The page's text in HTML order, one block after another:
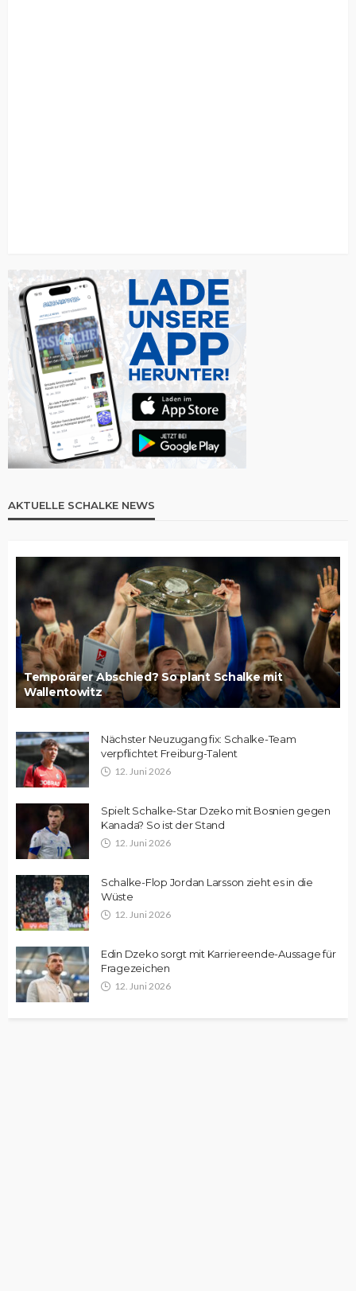
AKTUELLE SCHALKE NEWS
Temporärer Abschied? So plant Schalke mit
Wallentowitz
Nächster Neuzugang fix: Schalke-Team
verpflichtet Freiburg-Talent
12. Juni 2026
Spielt Schalke-Star Dzeko mit Bosnien gegen
Kanada? So ist der Stand
12. Juni 2026
Schalke-Flop Jordan Larsson zieht es in die
Wüste
12. Juni 2026
Edin Dzeko sorgt mit Karriereende-Aussage für
Fragezeichen
12. Juni 2026